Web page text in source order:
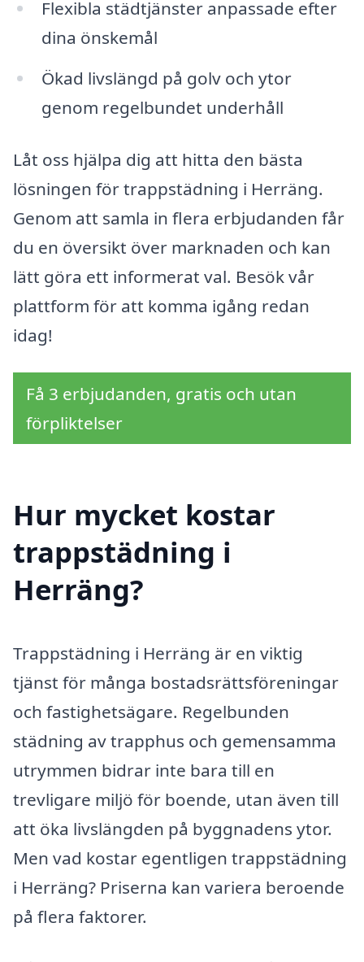
Flexibla städtjänster anpassade efter
dina önskemål
Ökad livslängd på golv och ytor
genom regelbundet underhåll
Låt oss hjälpa dig att hitta den bästa
lösningen för trappstädning i Herräng.
Genom att samla in flera erbjudanden får
du en översikt över marknaden och kan
lätt göra ett informerat val. Besök vår
plattform för att komma igång redan
idag!
Få 3 erbjudanden, gratis och utan
förpliktelser
Hur mycket kostar
trappstädning i
Herräng?
Trappstädning i Herräng är en viktig
tjänst för många bostadsrättsföreningar
och fastighetsägare. Regelbunden
städning av trapphus och gemensamma
utrymmen bidrar inte bara till en
trevligare miljö för boende, utan även till
att öka livslängden på byggnadens ytor.
Men vad kostar egentligen trappstädning
i Herräng? Priserna kan variera beroende
på flera faktorer.